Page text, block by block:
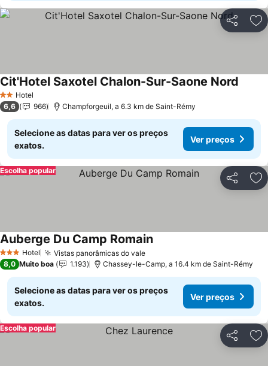
Partilhar
2 Estrelas
Hotel
Cit'Hotel Saxotel Chalon-Sur-Saone Nord
6,6 966 Champforgeuil, a 6.3 km de Saint-Rémy
Selecione as datas para ver os preços
exatos.
Ver preços
Partilhar
Escolha popular
3 EstrelasHotel Vistas panorâmicas do valeVer preços
Auberge Du Camp RomainVer preços
8,0 Muito boa 1.193 Chassey-le-Camp, a 16.4 km de Saint-Rémy
Selecione as datas para ver os preços
exatos.
Ver preços
Partilhar
Escolha popular